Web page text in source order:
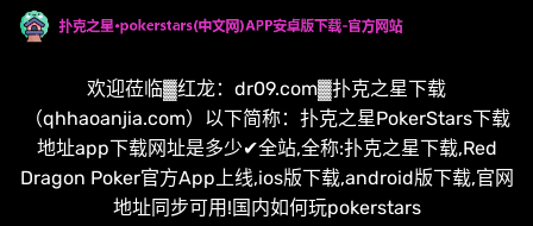
欢迎莅临▓红龙：dr09.com▓扑克之星下载
（qhhaoanjia.com）以下简称：扑克之星PokerStars下载
地址app下载网址是多少✔全站,全称:扑克之星下载,Red
Dragon Poker官方App上线,ios版下载,android版下载,官网
地址同步可用!国内如何玩pokerstars